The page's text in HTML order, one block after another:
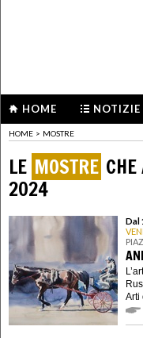
HOME NOTIZIE
HOME > MOSTRE
LE MOSTRE
2024
Dal
Arti